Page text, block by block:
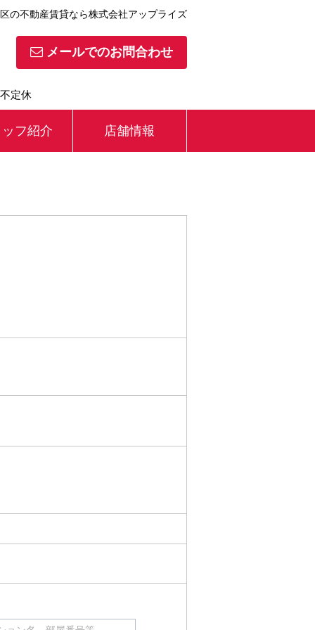
の不動産賃貸なら株式会社アップライズ
メールでのお問合わせ
定休
フ紹介 店舗情報